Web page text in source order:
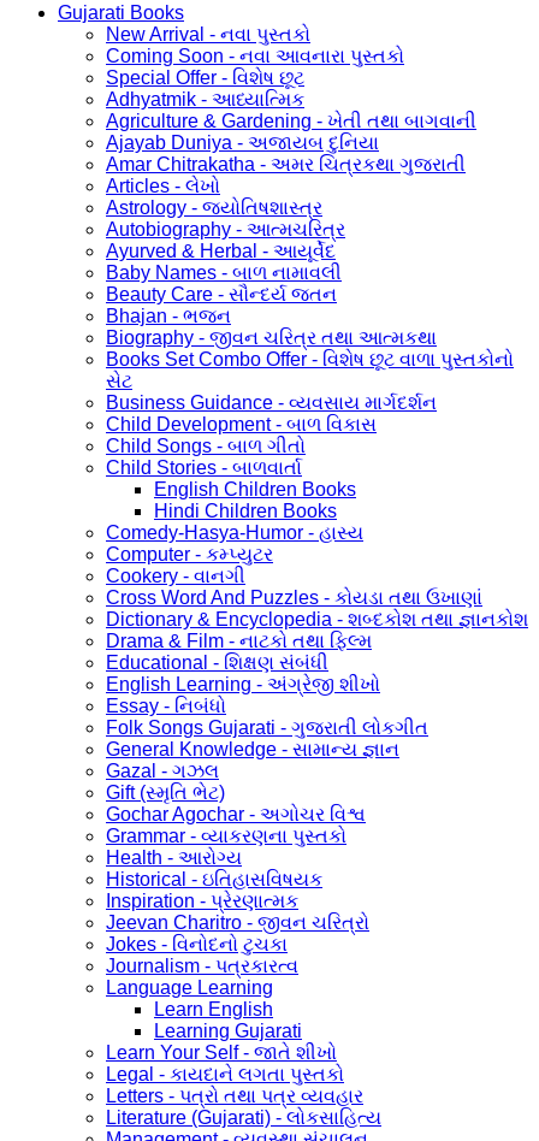
Gujarati Books
New Arrival - નવા પુસ્તકો
Coming Soon - નવા આવનારા પુસ્તકો
Special Offer - વિશેષ છૂટ
Adhyatmik - આધ્યાત્મિક
Agriculture & Gardening - ખેતી તથા બાગવાની
Ajayab Duniya - અજાયબ દુનિયા
Amar Chitrakatha - અમર ચિત્રકથા ગુજરાતી
Articles - લેખો
Astrology - જ્યોતિષશાસ્ત્ર
Autobiography - આત્મચરિત્ર
Ayurved & Herbal - આયૂર્વેદ
Baby Names - બાળ નામાવલી
Beauty Care - સૌન્દર્ય જતન
Bhajan - ભજન
Biography - જીવન ચરિત્ર તથા આત્મકથા
Books Set Combo Offer - વિશેષ છૂટ વાળા પુસ્તકોનો
સેટ
Business Guidance - વ્યવસાય માર્ગદર્શન
Child Development - બાળ વિકાસ
Child Songs - બાળ ગીતો
Child Stories - બાળવાર્તા
English Children Books
Hindi Children Books
Comedy-Hasya-Humor - હાસ્ય
Computer - કમ્પ્યુટર
Cookery - વાનગી
Cross Word And Puzzles - કોયડા તથા ઉખાણાં
Dictionary & Encyclopedia - શબ્દકોશ તથા જ્ઞાનકોશ
Drama & Film - નાટકો તથા ફિલ્મ
Educational - શિક્ષણ સંબંધી
English Learning - અંગ્રેજી શીખો
Essay - નિબંધો
Folk Songs Gujarati - ગુજરાતી લોકગીત
General Knowledge - સામાન્ય જ્ઞાન
Gazal - ગઝલ
Gift (સ્મૃતિ ભેટ)
Gochar Agochar - અગોચર વિશ્વ
Grammar - વ્યાકરણના પુસ્તકો
Health - આરોગ્ય
Historical - ઇતિહાસવિષયક
Inspiration - પ્રેરણાત્મક
Jeevan Charitro - જીવન ચરિત્રો
Jokes - વિનોદનો ટુચકા
Journalism - પત્રકારત્વ
Language Learning
Learn English
Learning Gujarati
Learn Your Self - જાતે શીખો
Legal - કાયદાને લગતા પુસ્તકો
Letters - પત્રો તથા પત્ર વ્યવહાર
Literature (Gujarati) - લોકસાહિત્ય